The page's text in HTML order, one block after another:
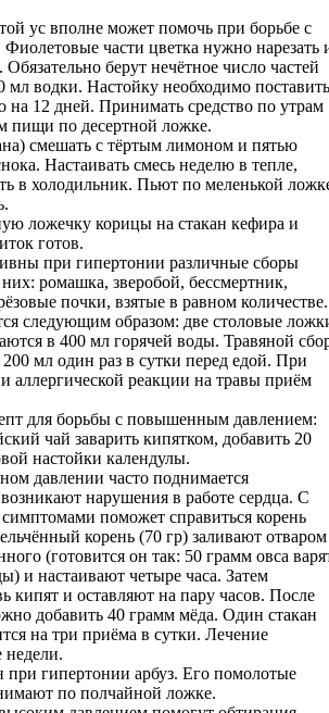
ус вполне может помочь при борьбе с
Фиолетовые части цветка нужно нарезать
Обязательно берут нечётное число частей
мл водки. Настойку необходимо поставить
на 12 дней. Принимать средство по утрам
пищи по десертной ложке.
смешать с тёртым лимоном и пятью
Настаивать смесь неделю в тепле,
в холодильник. Пьют по меленькой
ложечку корицы на стакан кефира и
готов.
при гипертонии различные сборы
ромашка, зверобой, бессмертник,
почки, взятые в равном количестве.
следующим образом: две столовые
в 400 мл горячей воды. Травяной
мл один раз в сутки перед едой. При
аллергической реакции на травы приём
для борьбы с повышенным давлением:
чай заварить кипятком, добавить 20
настойки календулы.
давлении часто поднимается
нарушения в работе сердца. С
поможет справиться корень
корень (70 гр) заливают отваром
(готовится он так: 50 грамм овса
и настаивают четыре часа. Затем
кипят и оставляют на пару часов. После
добавить 40 грамм мёда. Один стакан
на три приёма в сутки. Лечение
недели.
при гипертонии арбуз. Его помолотые
по полчайной ложке.